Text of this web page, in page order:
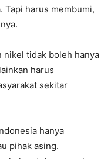
Tapi harus membumi,
nikel tidak boleh hanya
harus
sekitar
hanya
pihak asing.